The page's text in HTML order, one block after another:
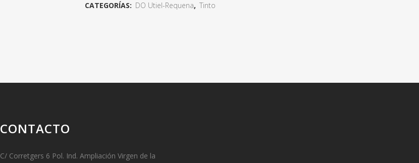
CATEGORÍAS: DO Utiel-Requena, Tinto
CONTACTO
C/ Corretgers 6 Pol. Ind. Ampliación Virgen de la